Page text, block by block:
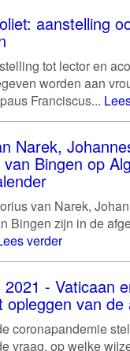
aanstelling
tot lector en
worden aan
Franciscus...
Narek,
Bingen op
van Narek,
Bingen zijn in de
verder
- Vaticaan
opleggen van de
coronapandemie
vraag, op welke